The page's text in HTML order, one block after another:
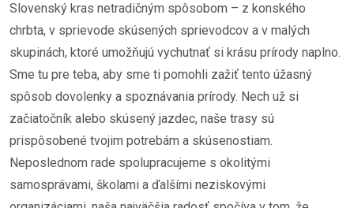
Slovenský kras netradičným spôsobom – z konského
chrbta, v sprievode skúsených sprievodcov a v malých
skupinách, ktoré umožňujú vychutnať si krásu prírody naplno.
Sme tu pre teba, aby sme ti pomohli zažiť tento úžasný
spôsob dovolenky a spoznávania prírody. Nech už si
začiatočník alebo skúsený jazdec, naše trasy sú
prispôsobené tvojim potrebám a skúsenostiam.
Neposlednom rade spolupracujeme s okolitými
samosprávami, školami a ďalšími neziskovými